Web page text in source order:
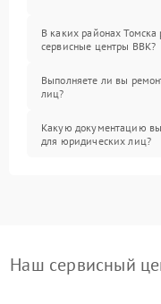
В каких районах Томска
сервисные центры BBK?
Выполняете ли вы
лиц?
Какую документацию вы
для юридических лиц?
Наш сервисный